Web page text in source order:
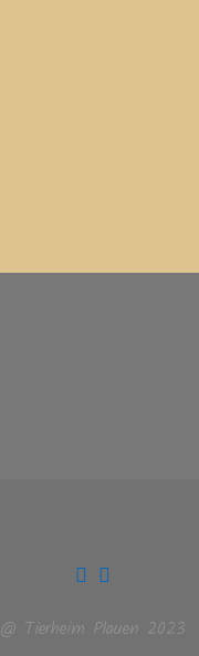
@ Tierheim Plauen 2023